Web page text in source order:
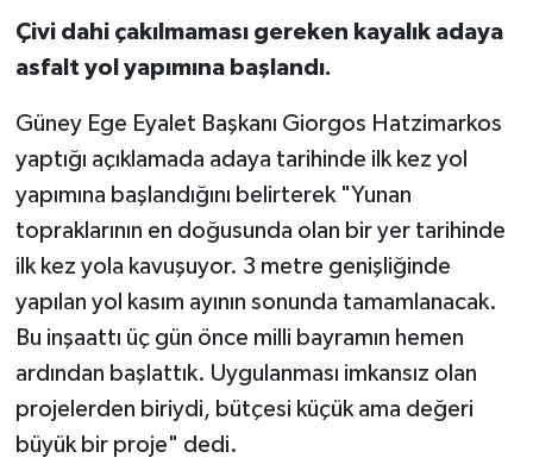
Çivi dahi çakılmaması gereken kayalık adaya
asfalt yol yapımına başlandı.
Güney Ege Eyalet Başkanı Giorgos Hatzimarkos
yaptığı açıklamada adaya tarihinde ilk kez yol
yapımına başlandığını belirterek "Yunan
topraklarının en doğusunda olan bir yer tarihinde
ilk kez yola kavuşuyor. 3 metre genişliğinde
yapılan yol kasım ayının sonunda tamamlanacak.
Bu inşaattı üç gün önce milli bayramın hemen
ardından başlattık. Uygulanması imkansız olan
projelerden biriydi, bütçesi küçük ama değeri
büyük bir proje" dedi.